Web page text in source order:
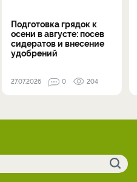
Подготовка грядок к
осени в августе: посев
сидератов и внесение
удобрений
27.07.2026 0 204